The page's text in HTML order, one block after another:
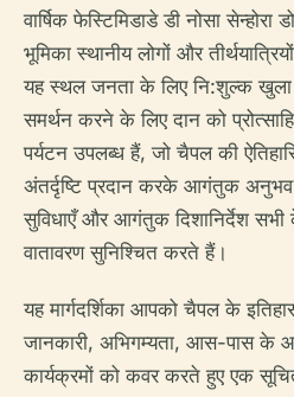
वार्षिक फेस्टिमिडाडे डी नोसा सेन्होरा
भूमिका स्थानीय लोगों और
यह स्थल जनता के लिए नि:शुल्क खुला
समर्थन करने के लिए दान को
पर्यटन उपलब्ध हैं, जो चैपल की
अंतर्दृष्टि प्रदान करके आगंतुक अनुभव
सुविधाएँ और आगंतुक दिशानिर्देश सभी
वातावरण सुनिश्चित करते हैं।
यह मार्गदर्शिका आपको चैपल के
जानकारी, अभिगम्यता, आस-पास के
कार्यक्रमों को कवर करते हुए एक